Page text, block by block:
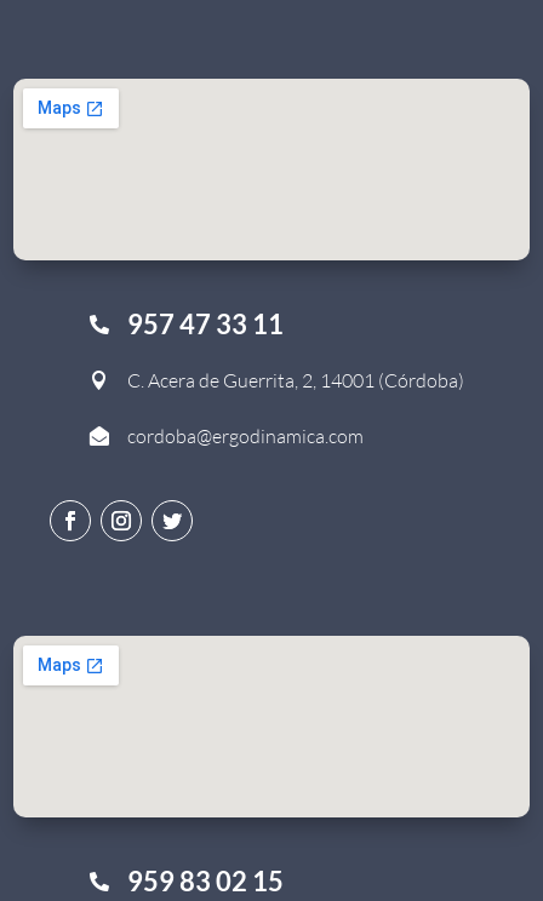
 957 47 33 11
 C. Acera de Guerrita, 2, 14001 (Córdoba)
 cordoba@ergodinamica.com
 959 83 02 15